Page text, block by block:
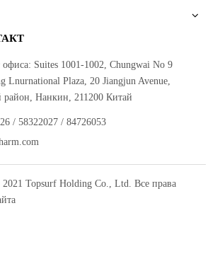
Suites 1001-1002, Chungwai No 9
Lnurnational Plaza, 20 Jiangjun Avenue,
район, Нанкин, 211200 Китай
/ 58322027 / 84726053
Topsurf Holding Co., Ltd. Все права